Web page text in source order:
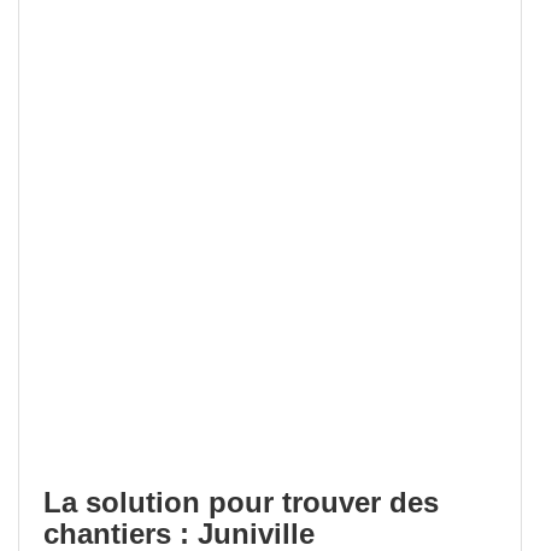
La solution pour trouver des
chantiers : Juniville